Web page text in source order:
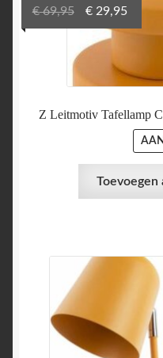
Z Leitmotiv Tafellamp
€69,95
prijs
was:
€ 69,95.
€29,95
prijs
€
Toevoegen